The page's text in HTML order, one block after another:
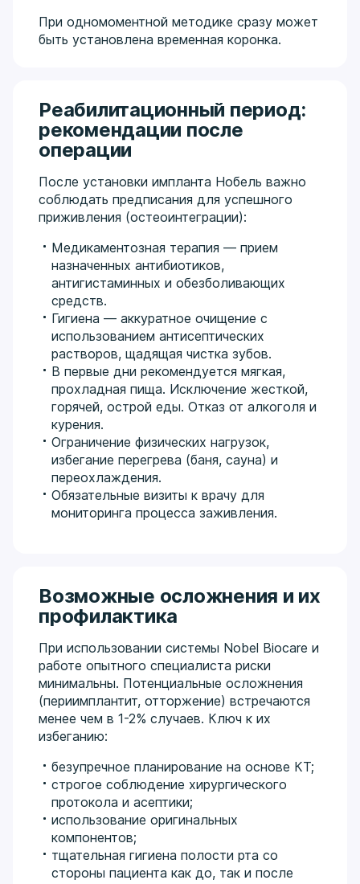
При одномоментной методике сразу может
быть установлена временная коронка.
Реабилитационный период:
рекомендации после
операции
После установки импланта Нобель важно
соблюдать предписания для успешного
приживления (остеоинтеграции):
Медикаментозная терапия — прием
назначенных антибиотиков,
антигистаминных и обезболивающих
средств.
Гигиена — аккуратное очищение с
использованием антисептических
растворов, щадящая чистка зубов.
В первые дни рекомендуется мягкая,
прохладная пища. Исключение жесткой,
горячей, острой еды. Отказ от алкоголя и
курения.
Ограничение физических нагрузок,
избегание перегрева (баня, сауна) и
переохлаждения.
Обязательные визиты к врачу для
мониторинга процесса заживления.
Возможные осложнения и их
профилактика
При использовании системы Nobel Biocare и
работе опытного специалиста риски
минимальны. Потенциальные осложнения
(периимплантит, отторжение) встречаются
менее чем в 1-2% случаев. Ключ к их
избеганию:
безупречное планирование на основе КТ;
строгое соблюдение хирургического
протокола и асептики;
использование оригинальных
компонентов;
тщательная гигиена полости рта со
стороны пациента как до, так и после